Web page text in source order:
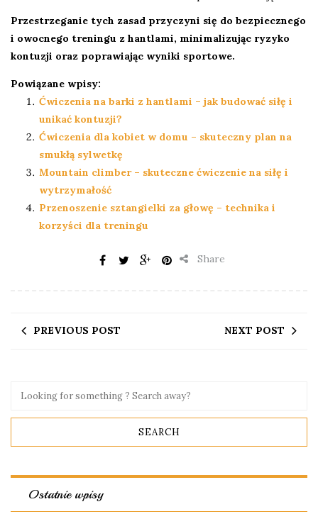
Przestrzeganie tych zasad przyczyni się do bezpiecznego
i owocnego treningu z hantlami, minimalizując ryzyko
kontuzji oraz poprawiając wyniki sportowe.
Powiązane wpisy:
Ćwiczenia na barki z hantlami – jak budować siłę i
unikać kontuzji?
Ćwiczenia dla kobiet w domu – skuteczny plan na
smukłą sylwetkę
Mountain climber – skuteczne ćwiczenie na siłę i
wytrzymałość
Przenoszenie sztangielki za głowę – technika i
korzyści dla treningu
Share
PREVIOUS POST NEXT POST
Ostatnie wpisy